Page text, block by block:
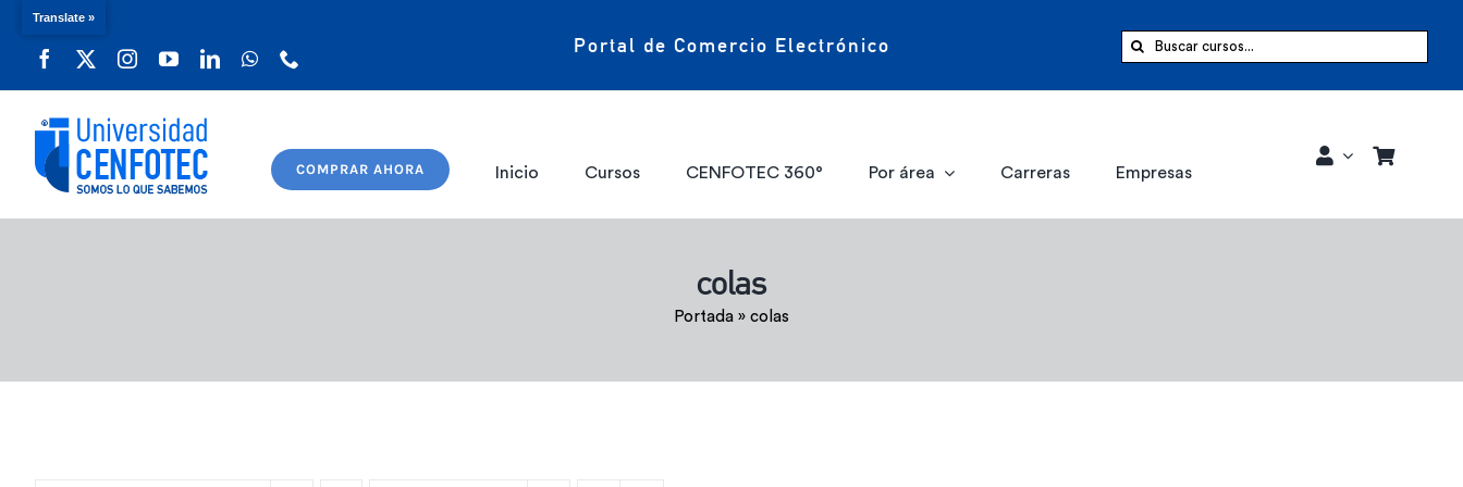
Portal de Comercio Electrónico Buscar:
COMPRAR AHORA Inicio Cursos CENFOTEC 360° Por área Carreras Empresas
colas
Portada » colas
Translate »